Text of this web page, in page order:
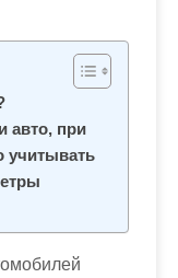
авто, при
учитывать